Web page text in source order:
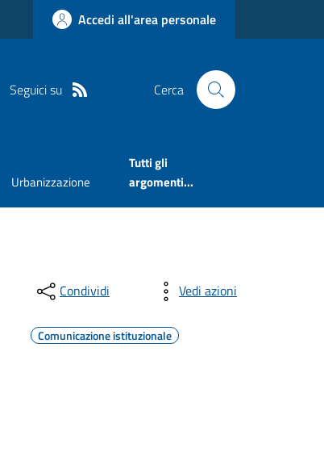
Accedi all'area personale
Seguici su Cerca
Urbanizzazione
Tutti gli
argomenti...
Condividi Vedi azioni
Comunicazione istituzionale